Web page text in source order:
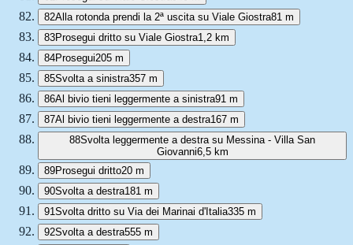
82Alla rotonda prendi la 2ª uscita su Viale Giostra81 m
83Prosegui dritto su Viale Giostra1,2 km
84Prosegui205 m
85Svolta a sinistra357 m
86Al bivio tieni leggermente a sinistra91 m
87Al bivio tieni leggermente a destra167 m
88Svolta leggermente a destra su Messina - Villa San
Giovanni6,5 km
89Prosegui dritto20 m
90Svolta a destra181 m
91Svolta dritto su Via dei Marinai d'Italia335 m
92Svolta a destra555 m